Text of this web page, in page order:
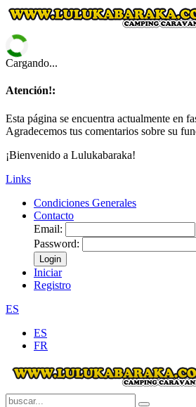
Cargando...
Atención!:
Esta página se encuentra actualmente en
Agradecemos tus comentarios sobre su
¡Bienvenido a Lulukabaraka!
Links
Condiciones Generales
Contacto
Email:
Password:
Login
Iniciar
Registro
ES
ES
FR